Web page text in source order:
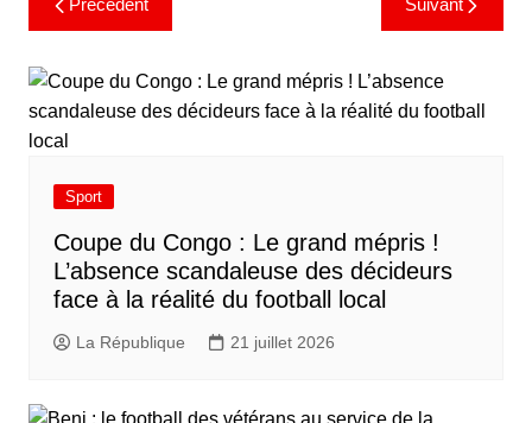
Précédent Suivant
Sport
​Coupe du Congo : Le grand mépris !
L’absence scandaleuse des décideurs
face à la réalité du football local
La République 21 juillet 2026